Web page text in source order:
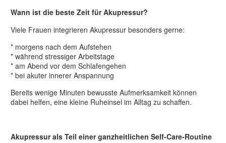
Wann ist die beste Zeit für Akupressur?
Viele Frauen integrieren Akupressur besonders gerne:
* morgens nach dem Aufstehen
* während stressiger Arbeitstage
* am Abend vor dem Schlafengehen
* bei akuter innerer Anspannung
Bereits wenige Minuten bewusste Aufmerksamkeit können
dabei helfen, eine kleine Ruheinsel im Alltag zu schaffen.
Akupressur als Teil einer ganzheitlichen Self-Care-Routine